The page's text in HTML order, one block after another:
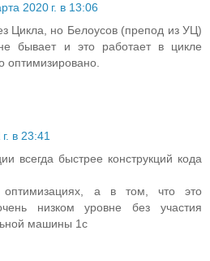
2020 г. в 13:06
Цикла, но Белоусов (препод из УЦ)
бывает и это работает в цикле
оптимизировано.
в 23:41
всегда быстрее конструкций кода
а в том, что это
низком уровне без участия
машины 1с